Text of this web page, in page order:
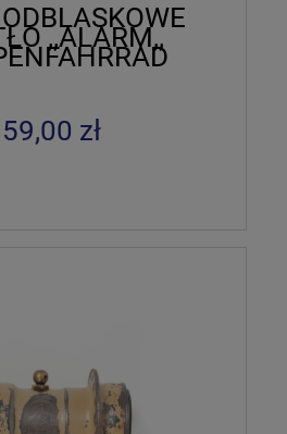
,,ALARM,,
zł